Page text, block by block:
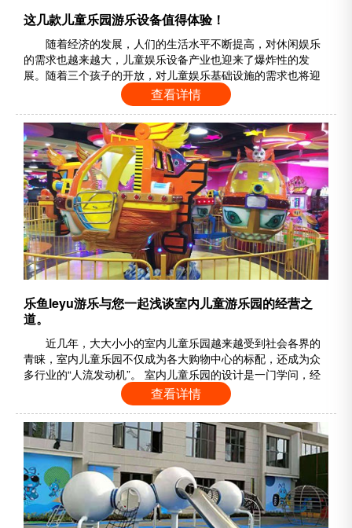
这几款儿童乐园游乐设备值得体验！
随着经济的发展，人们的生活水平不断提高，对休闲娱乐
的需求也越来越大，儿童娱乐设备产业也迎来了爆炸性的发
展。随着三个孩子的开放，对儿童娱乐基础设施的需求也将迎
来发展的春天。因此，近年来，越来越多的人对儿童娱乐设备
行业持乐观态度，如亲子设备、家庭设备和亲子互动设备，已
成为操场上流行的娱乐项目。这几款儿童乐园游乐设备值得体
验！ 然而，操场上有许多娱乐设备。较大的娱乐设备包括摇头
飞椅、海盗船、跳楼机等。儿童公……
查看详情
乐鱼leyu游乐与您一起浅谈室内儿童游乐园的经营之
道。
近几年，大大小小的室内儿童乐园越来越受到社会各界的
青睐，室内儿童乐园不仅成为各大购物中心的标配，还成为众
多行业的“人流发动机”。 室内儿童乐园的设计是一门学问，经
营者可以将发散性的思维和各种创意融入到乐园的设计中，在
增加乐园吸引点的同时，也能有效地避开同质化的竞争。但在
设计的过程中，建议大家要遵循以下几个原则。 01、主题设计
在当今市场日益竞争升级当中，主题化的室内儿童乐园需求被
不断地提出，需要把主题思……
查看详情